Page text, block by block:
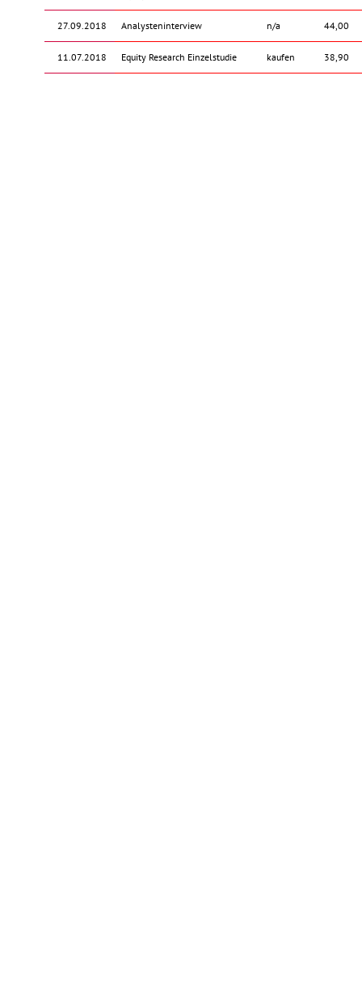
27.09.2018 Analysteninterview n/a 44,00
11.07.2018 Equity Research Einzelstudie kaufen 38,90